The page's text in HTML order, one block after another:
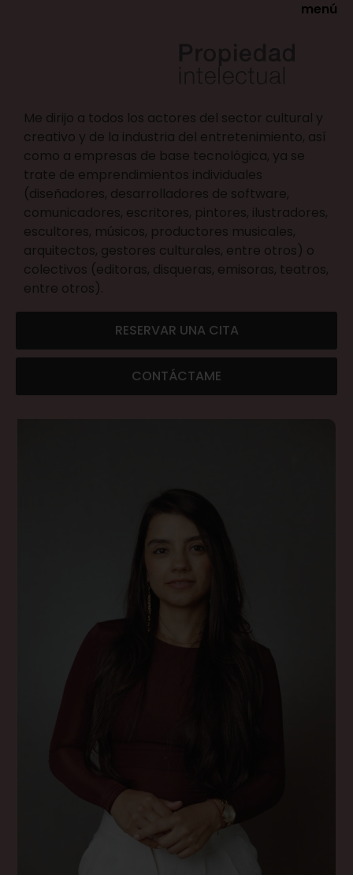
menú
Me dirijo a todos los actores del sector cultural y
creativo y de la industria del entretenimiento, así
como a empresas de base tecnológica, ya se
trate de emprendimientos individuales
(diseñadores, desarrolladores de software,
comunicadores, escritores, pintores, ilustradores,
escultores, músicos, productores musicales,
arquitectos, gestores culturales, entre otros) o
colectivos (editoras, disqueras, emisoras, teatros,
entre otros).
RESERVAR UNA CITA
CONTÁCTAME